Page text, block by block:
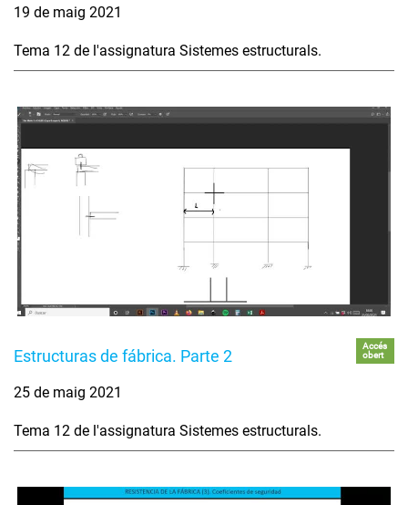
19 de maig 2021
Tema 12 de l'assignatura Sistemes estructurals.
Estructuras de fábrica. Parte 2
Accés
obert
25 de maig 2021
Tema 12 de l'assignatura Sistemes estructurals.